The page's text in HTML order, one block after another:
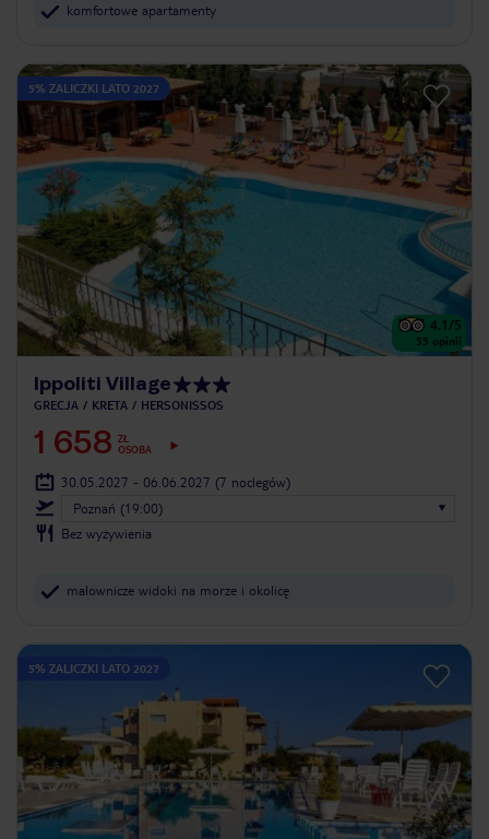
komfortowe apartamenty
5% ZALICZKI LATO 2027
4.1/5
55 opinii
Ippoliti Village
GRECJA KRETA HERSONISSOS
1 658 ZŁ
OSOBA
30.05.2027 - 06.06.2027 (7 noclegów)
Poznań (19:00)
Bez wyżywienia
malownicze widoki na morze i okolicę
5% ZALICZKI LATO 2027